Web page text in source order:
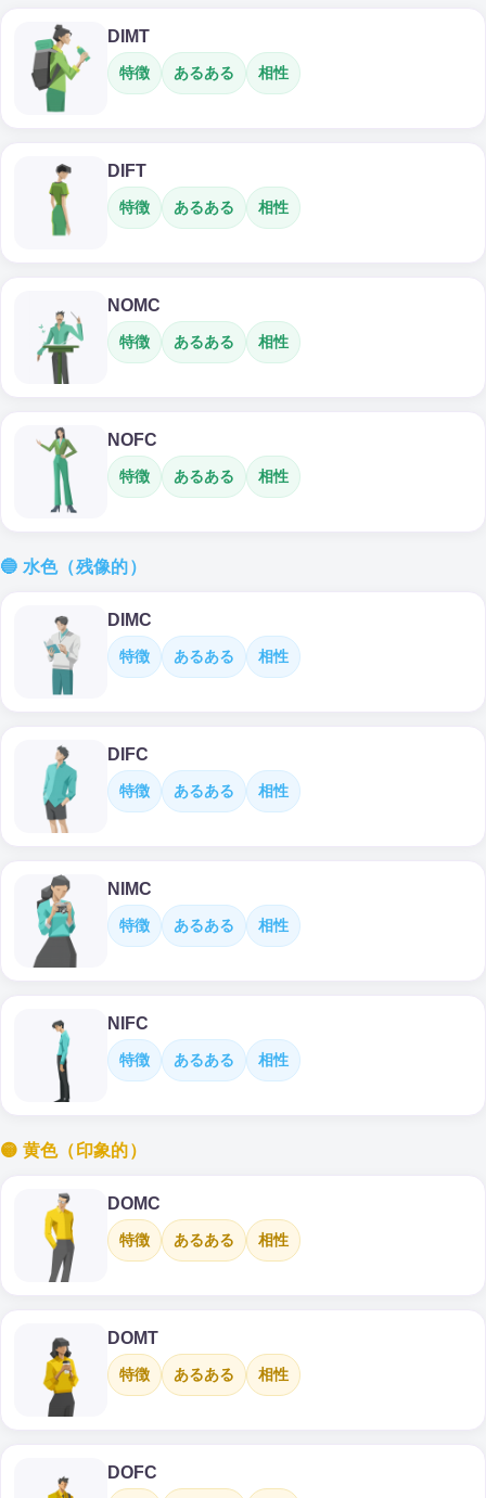
DIMT
特徴 あるある 相性
DIFT
特徴 あるある 相性
NOMC
特徴 あるある 相性
NOFC
特徴 あるある 相性
🔵 水色（残像的）
DIMC
特徴 あるある 相性
DIFC
特徴 あるある 相性
NIMC
特徴 あるある 相性
NIFC
特徴 あるある 相性
🟡 黄色（印象的）
DOMC
特徴 あるある 相性
DOMT
特徴 あるある 相性
DOFC